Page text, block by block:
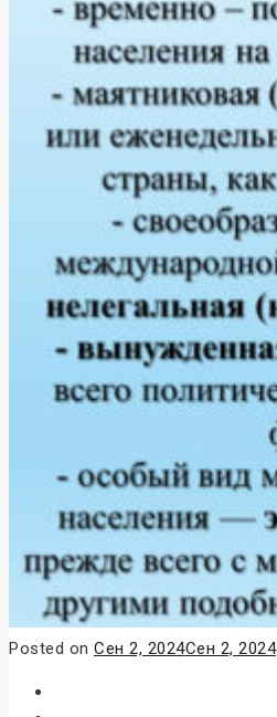
Posted on Сен 2, 2024Сен 2, 2024